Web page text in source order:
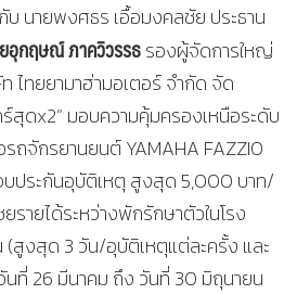
นายพงศธร เอื้อมงคลชัย ประธาน
อุกฤษณ์ ภาควิวรรธรองผู้จัดการใหญ่
ไทยยามาฮ่ามอเตอร์ จำกัด จัด
สุดx2” มอบความคุ้มครองเหนือระดับ
ถจักรยานยนต์ YAMAHA FAZZIO
บประกันอุบัติเหตุ สูงสุด 5,000 บาท/
รายได้ระหว่างพักรักษาตัวในโรง
สูงสุด 3 วัน/อุบัติเหตุแต่ละครั้ง และ
ที่ 26 มีนาคม ถึง วันที่ 30 มิถุนายน